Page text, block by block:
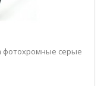
фотохромные серые